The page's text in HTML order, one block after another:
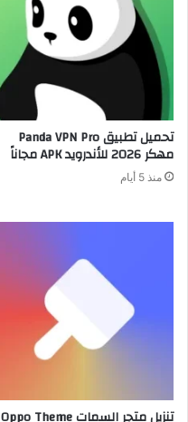
تحميل تطبيق Panda VPN Pro
مهكر 2026 للأندرويد APK مجاناً
منذ 5 أيام
تنزيل متجر السمات Oppo Theme